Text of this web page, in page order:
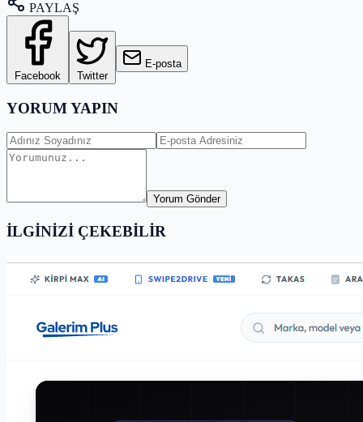
PAYLAŞ
Facebook Twitter
E-posta
YORUM YAPIN
Yorum Gönder
İLGİNİZİ ÇEKEBİLİR